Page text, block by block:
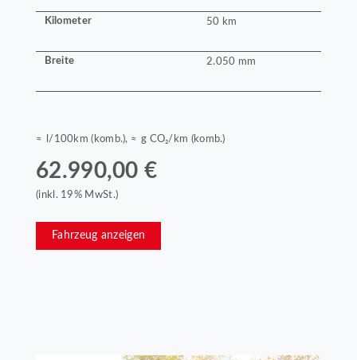
Kilometer 50 km
Breite 2.050 mm
≈ l/100km (komb.), ≈ g CO₂/km (komb.)
62.990,00 €
(inkl. 19% MwSt.)
Fahrzeug anzeigen